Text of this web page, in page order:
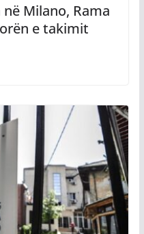
Milano, Rama
e takimit